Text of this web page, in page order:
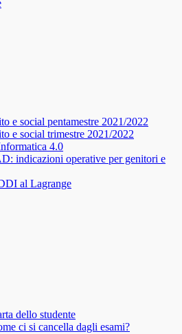
e social pentamestre 2021/2022
e social trimestre 2021/2022
4.0
indicazioni operative per genitori e
al Lagrange
dello studente
ci si cancella dagli esami?